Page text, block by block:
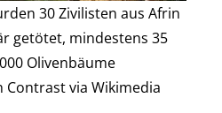
30 Zivilisten aus Afrin
getötet, mindestens 35
Olivenbäume
via Wikimedia